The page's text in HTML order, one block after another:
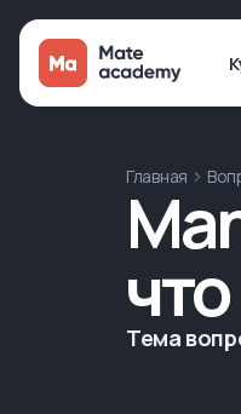
Главная
Тема